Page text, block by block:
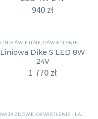
940 zł
LINIE ŚWIETLNE,OŚWIETLENIE - LAMPY
Liniowa Dike S LED 8W
24V
1 770 zł
NAJAZDOWE, OŚWIETLENIE - LAMPY